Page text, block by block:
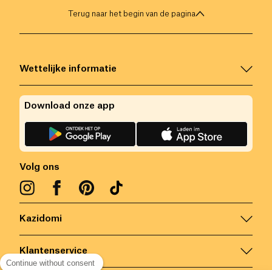
Terug naar het begin van de pagina
Kazidomi
Klantenservice
Wettelijke informatie
Volg ons
Download onze app
Continue without consent